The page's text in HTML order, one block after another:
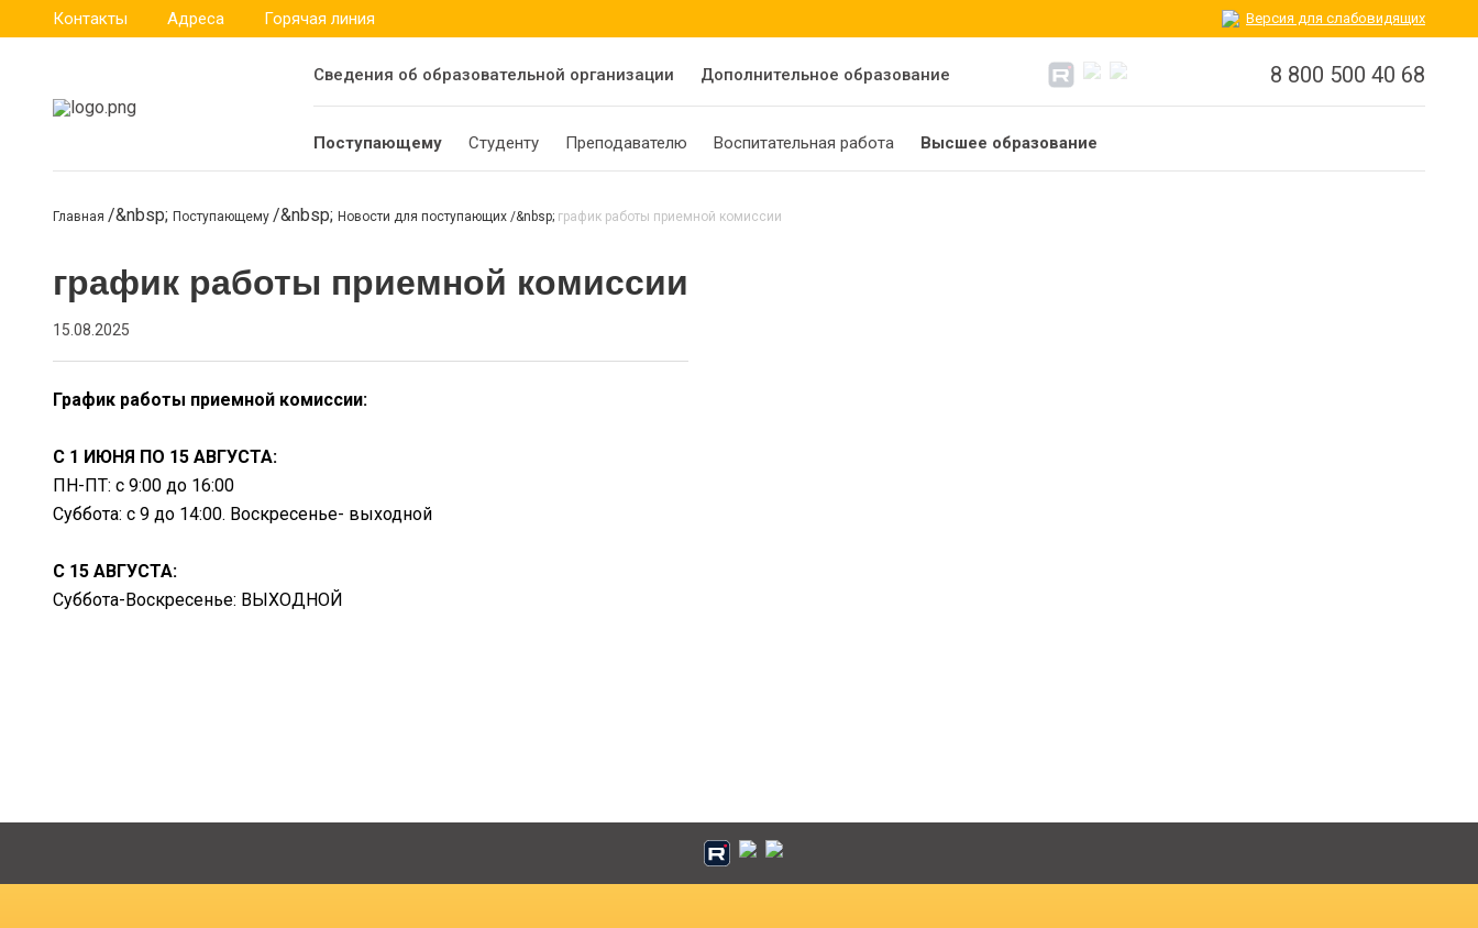
Контакты Адреса Горячая линия Версия для слабовидящих
Сведения об образовательной организации Дополнительное образование 8 800 500 40 68
Поступающему Студенту Преподавателю Воспитательная работа Высшее образование
Главная Поступающему Новости для поступающих график работы приемной комиссии
график работы приемной комиссии
15.08.2025
График работы приемной комиссии:
С 1 ИЮНЯ ПО 15 АВГУСТА:
ПН-ПТ: с 9:00 до 16:00
Суббота: с 9 до 14:00. Воскресенье- выходной
С 15 АВГУСТА:
Суббота-Воскресенье: ВЫХОДНОЙ